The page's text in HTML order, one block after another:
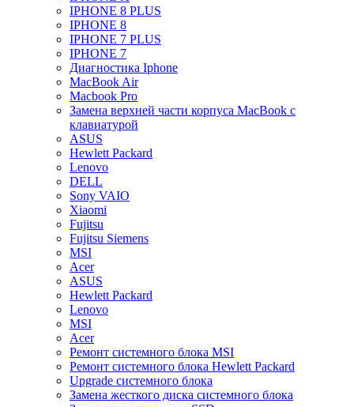
IPHONE 8 PLUS
IPHONE 8
IPHONE 7 PLUS
IPHONE 7
Диагностика Iphone
MacBook Air
Macbook Pro
Замена верхней части корпуса MacBook с
клавиатурой
ASUS
Hewlett Packard
Lenovo
DELL
Sony VAIO
Xiaomi
Fujitsu
Fujitsu Siemens
MSI
Acer
ASUS
Hewlett Packard
Lenovo
MSI
Acer
Ремонт системного блока MSI
Ремонт системного блока Hewlett Packard
Upgrade системного блока
Замена жесткого диска системного блока